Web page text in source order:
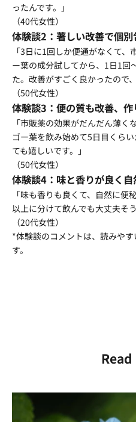
ったんです。」
（40代女性）
体験談2：著しい改善で個
「3日に1回しか便通がなくて
ー葉の成分試してから、1日1回
た。改善がすごく良かったので
（50代女性）
体験談3：便の質も改善、
「市販薬の効果がだんだん薄く
ゴー葉を飲み始めて5日目くら
ても嬉しいです。」
（50代女性）
体験談4：味と香りが良く
「味も香りも良くて、自然に
以上に分けて飲んでも大丈夫そ
（20代女性）
*体験談のコメントは、読みや
す。